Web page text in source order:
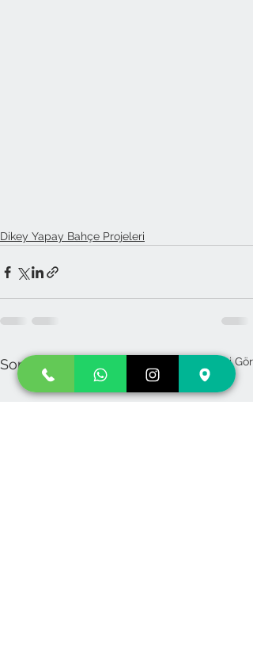
Dikey Yapay Bahçe Projeleri
Son Yazılar Hepsini Gör